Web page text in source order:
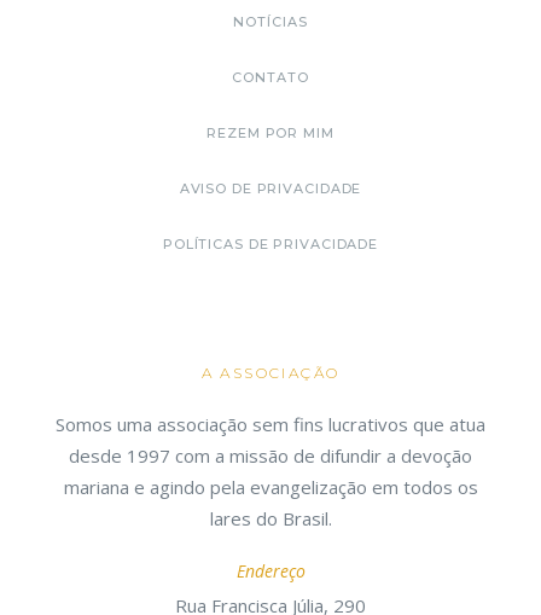
NOTÍCIAS
CONTATO
REZEM POR MIM
AVISO DE PRIVACIDADE
POLÍTICAS DE PRIVACIDADE
A ASSOCIAÇÃO
Somos uma associação sem fins lucrativos que atua
desde 1997 com a missão de difundir a devoção
mariana e agindo pela evangelização em todos os
lares do Brasil.
Endereço
Rua Francisca Júlia, 290